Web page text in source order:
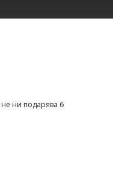
ни подарява 6